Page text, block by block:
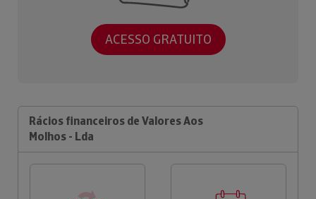
ACESSO GRATUITO
Rácios financeiros de Valores Aos
Molhos - Lda